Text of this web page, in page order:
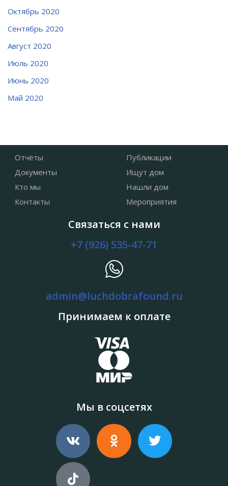
Октябрь 2020
Сентябрь 2020
Август 2020
Июль 2020
Июнь 2020
Май 2020
Отчёты
Документы
Кто мы
Контакты
Публикации
Ищут дом
Нашли дом
Мероприятия
Связаться с нами
+7 (926) 535-47-71
admin@luchdobrafound.ru
Принимаем к оплате
Мы в соцсетях